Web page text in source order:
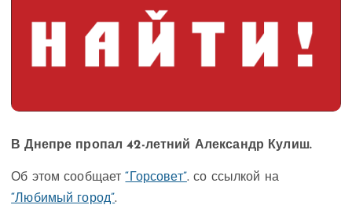
В Днепре пропал 42-летний Александр Кулиш.
Об этом сообщает“Горсовет”. со ссылкой на
“Любимый город”.